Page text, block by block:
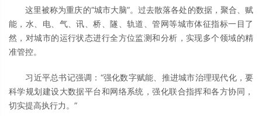
这里被称为重庆的“城市大脑”。过去散落各处的数据，聚合、赋
能，水、电、气、讯、桥、隧、轨道、管网等城市体征指标一目了
然，对城市的运行状态进行全方位监测和分析，实现多个领域的精
准管控。
习近平总书记强调：“强化数字赋能、推进城市治理现代化，要
科学规划建设大数据平台和网络系统，强化联合指挥和各方协同，
切实提高执行力。”